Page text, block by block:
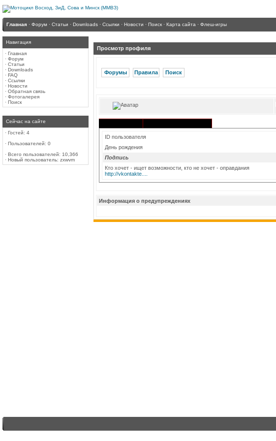
Главная · Форум · Статьи · Downloads · Ссылки · Новости · Поиск · Карта сайта · Флеш-игры
Навигация
· Главная
· Форум
· Статьи
· Downloads
· FAQ
· Ссылки
· Новости
· Обратная связь
· Фотогалерея
· Поиск
Сейчас на сайте
· Гостей: 4
· Пользователей: 0
· Всего пользователей: 10,366
· Новый пользователь: zxwvm
Просмотр профиля
Форумы Правила Поиск
ID пользователя
День рождения
Подпись
Кто хочет - ищет возможности, кто не хочет - оправдания
http://vkontakte....
Информация о предупреждениях